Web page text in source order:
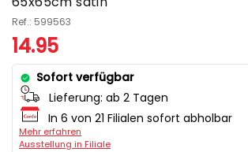
Ref.: 599563
14.95
Sofort verfügbar
Lieferung: ab 2 Tagen
In 6 von 21 Filialen sofort abholbar
Mehr erfahren
Ausstellung in Filiale